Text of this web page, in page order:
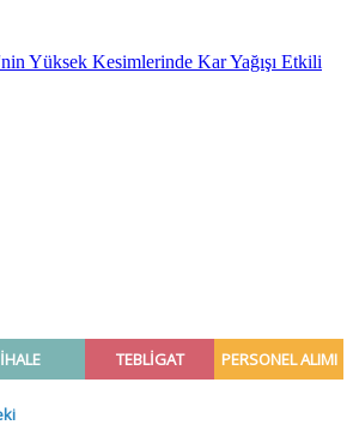
Yüksek Kesimlerinde Kar Yağışı Etkili